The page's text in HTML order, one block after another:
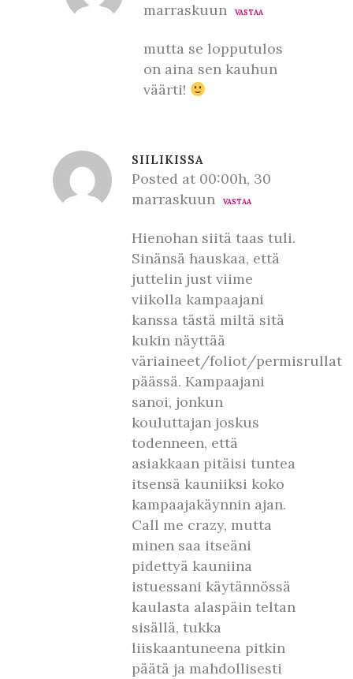
marraskuun
VASTAA
mutta se lopputulos
on aina sen kauhun
väärti!
SIILIKISSA
Posted at 00:00h, 30
marraskuun
VASTAA
Hienohan siitä taas tuli.
Sinänsä hauskaa, että
juttelin just viime
viikolla kampaajani
kanssa tästä miltä sitä
kukin näyttää
väriaineet/foliot/permisrullat
päässä. Kampaajani
sanoi, jonkun
kouluttajan joskus
todenneen, että
asiakkaan pitäisi tuntea
itsensä kauniiksi koko
kampaajakäynnin ajan.
Call me crazy, mutta
minen saa itseäni
pidettyä kauniina
istuessani käytännössä
kaulasta alaspäin teltan
sisällä, tukka
liiskaantuneena pitkin
päätä ja mahdollisesti